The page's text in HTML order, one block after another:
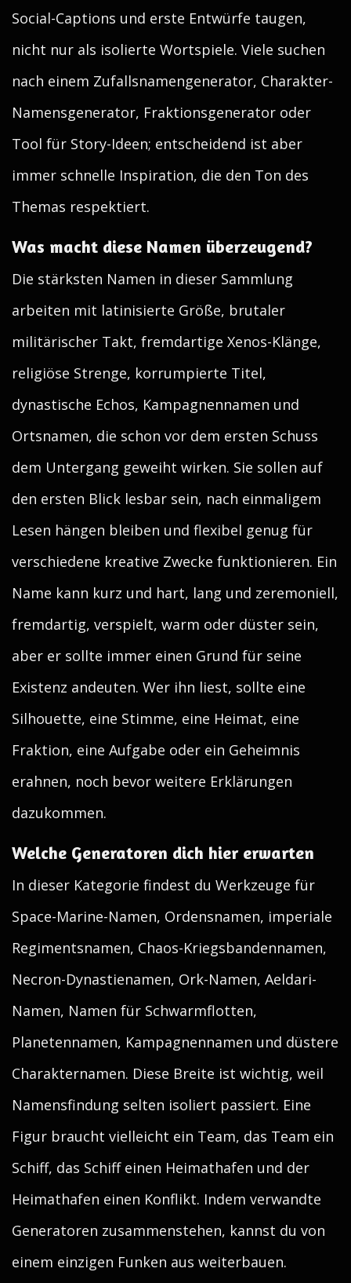
Social-Captions und erste Entwürfe taugen,
nicht nur als isolierte Wortspiele. Viele suchen
nach einem Zufallsnamengenerator, Charakter-
Namensgenerator, Fraktionsgenerator oder
Tool für Story-Ideen; entscheidend ist aber
immer schnelle Inspiration, die den Ton des
Themas respektiert.
Was macht diese Namen überzeugend?
Die stärksten Namen in dieser Sammlung
arbeiten mit latinisierte Größe, brutaler
militärischer Takt, fremdartige Xenos-Klänge,
religiöse Strenge, korrumpierte Titel,
dynastische Echos, Kampagnennamen und
Ortsnamen, die schon vor dem ersten Schuss
dem Untergang geweiht wirken. Sie sollen auf
den ersten Blick lesbar sein, nach einmaligem
Lesen hängen bleiben und flexibel genug für
verschiedene kreative Zwecke funktionieren. Ein
Name kann kurz und hart, lang und zeremoniell,
fremdartig, verspielt, warm oder düster sein,
aber er sollte immer einen Grund für seine
Existenz andeuten. Wer ihn liest, sollte eine
Silhouette, eine Stimme, eine Heimat, eine
Fraktion, eine Aufgabe oder ein Geheimnis
erahnen, noch bevor weitere Erklärungen
dazukommen.
Welche Generatoren dich hier erwarten
In dieser Kategorie findest du Werkzeuge für
Space-Marine-Namen, Ordensnamen, imperiale
Regimentsnamen, Chaos-Kriegsbandennamen,
Necron-Dynastienamen, Ork-Namen, Aeldari-
Namen, Namen für Schwarmflotten,
Planetennamen, Kampagnennamen und düstere
Charakternamen. Diese Breite ist wichtig, weil
Namensfindung selten isoliert passiert. Eine
Figur braucht vielleicht ein Team, das Team ein
Schiff, das Schiff einen Heimathafen und der
Heimathafen einen Konflikt. Indem verwandte
Generatoren zusammenstehen, kannst du von
einem einzigen Funken aus weiterbauen.